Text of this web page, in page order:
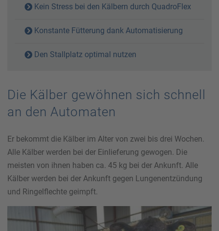
Kein Stress bei den Kälbern durch QuadroFlex
Konstante Fütterung dank Automatisierung
Den Stallplatz optimal nutzen
Die Kälber gewöhnen sich schnell
an den Automaten
Er bekommt die Kälber im Alter von zwei bis drei Wochen.
Alle Kälber werden bei der Einlieferung gewogen. Die
meisten von ihnen haben ca. 45 kg bei der Ankunft. Alle
Kälber werden bei der Ankunft gegen Lungenentzündung
und Ringelflechte geimpft.